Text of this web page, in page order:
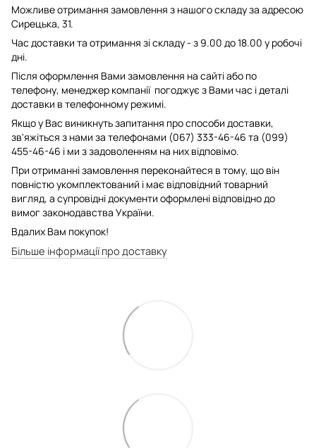
Можливе отримання замовлення з нашого складу за адресою
Сирецька, 31.
Час доставки та отримання зі складу - з 9.00 до 18.00 у робочі
дні.
Після оформлення Вами замовлення на сайті або по
телефону, менеджер компанії погоджує з Вами час і деталі
доставки в телефонному режимі.
Якщо у Вас виникнуть запитання про способи доставки,
зв'яжіться з нами за телефонами (067) 333-46-46 та (099)
455-46-46 і ми з задоволенням на них відповімо.
При отриманні замовлення переконайтеся в тому, що він
повністю укомплектований і має відповідний товарний
вигляд, а супровідні документи оформлені відповідно до
вимог законодавства України.
Вдалих Вам покупок!
Більше інформації про доставку